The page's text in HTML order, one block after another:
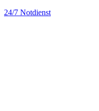
24/7 Notdienst